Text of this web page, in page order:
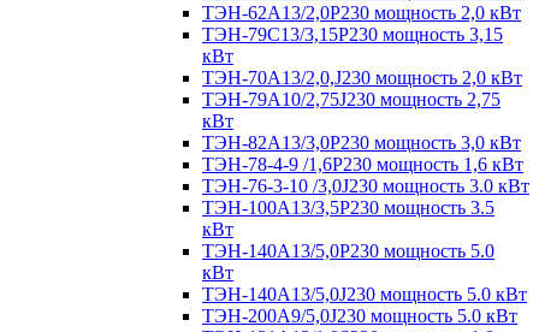
ТЭН-62А13/2,0Р230 мощность 2,0 кВт
ТЭН-79С13/3,15Р230 мощность 3,15
кВт
ТЭН-70А13/2,0,J230 мощность 2,0 кВт
ТЭН-79А10/2,75J230 мощность 2,75
кВт
ТЭН-82А13/3,0Р230 мощность 3,0 кВт
ТЭН-78-4-9 /1,6P230 мощность 1,6 кВт
ТЭН-76-3-10 /3,0J230 мощность 3.0 кВт
ТЭН-100А13/3,5Р230 мощность 3.5
кВт
ТЭН-140А13/5,0Р230 мощность 5.0
кВт
ТЭН-140А13/5,0J230 мощность 5.0 кВт
ТЭН-200А9/5,0J230 мощность 5.0 кВт